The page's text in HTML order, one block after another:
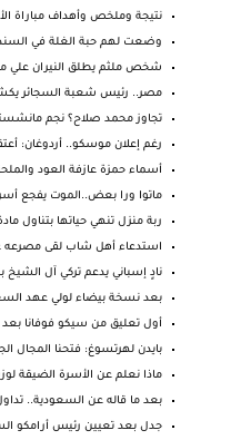
نتيجة وملخص وأهداف مباراة
وضعت لهم حبة الغلة في
شخص ملثم يطلق النيران علي
مصر.. رئيس شعبة السجائر
تجاوز محمد صلاح؟ نجم مانشستر
رغم إعلان موسكو.. أردوغان:
أسماء حمزة عازفة العود
ماتوا ورا بعض..الموت يفجع
ربة منزل تنهي حياتها بتناول
استدعاء أهل شاب لقى مصرعه
نادٍ إسباني يدعم تركي آل
بعد نسخة بيضاء لولي عهد
أول تعليق من سيكو فوفانا بعد
بايدن لهرتسوغ: فتحنا المجال
ماذا نعلم عن الأسرة الضيقة
بعد ما قاله عن السعودية..
جدل بعد تعيين رئيس أرامكو